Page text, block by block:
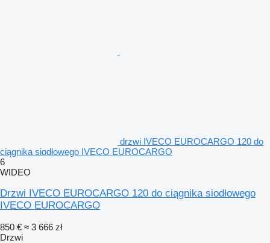
drzwi IVECO EUROCARGO 120 do
ciągnika siodłowego IVECO EUROCARGO
6
WIDEO
Drzwi IVECO EUROCARGO 120 do ciągnika siodłowego
IVECO EUROCARGO
850 € ≈ 3 666 zł
Drzwi